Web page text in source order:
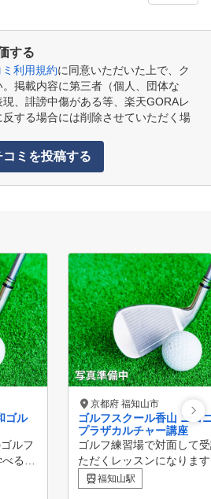
する
利用規約に同意いただいた上で、ク
掲載内容に第三者（個人、団体な
、誹謗中傷がある等、楽天GORAレ
する場合には削除させていただく場
コミを投稿する
ゴル
ルフ
る対
京都府 福知山市
ゴルフスクール香山 ニコ
プラザカルチャー講座
ゴルフ練習場で対面して
ただくレッスンになりま
曜日によって会場も異な
、お近くのゴルフ練習場
福知山駅